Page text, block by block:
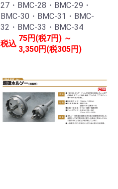
27・BMC-28・BMC-29・
BMC-30・BMC-31・BMC-
32・BMC-33・BMC-34
税込
75円(税7円) ～
3,350円(税305円)